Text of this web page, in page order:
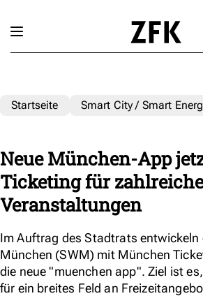
Startseite Smart City / Smart
Neue München-App
Ticketing für zahlreiche
Veranstaltungen
Im Auftrag des Stadtrats entwickeln
München (SWM) mit München
die neue "muenchen app". Ziel ist
für ein breites Feld an